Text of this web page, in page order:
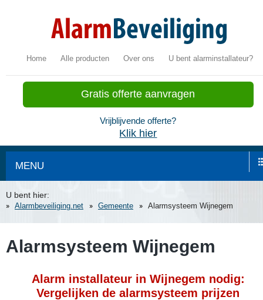
Home Alle producten Over ons U bent alarminstallateur?
Gratis offerte aanvragen
Vrijblijvende offerte?
Klik hier
MENU
U bent hier:
Alarmbeveiliging.net
Gemeente Alarmsysteem Wijnegem
Alarmsysteem Wijnegem
Alarm installateur in Wijnegem nodig:
Vergelijken de alarmsysteem prijzen